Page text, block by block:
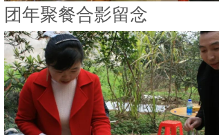
团年聚餐合影留念